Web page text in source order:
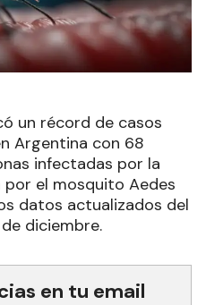
un récord de casos
Argentina con 68
infectadas por la
el mosquito Aedes
datos actualizados del
diciembre.
en tu email